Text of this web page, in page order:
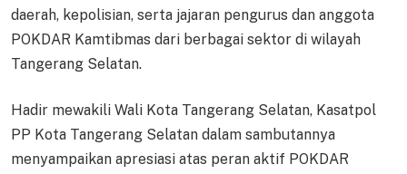
daerah, kepolisian, serta jajaran pengurus dan anggota
POKDAR Kamtibmas dari berbagai sektor di wilayah
Tangerang Selatan.
Hadir mewakili Wali Kota Tangerang Selatan, Kasatpol
PP Kota Tangerang Selatan dalam sambutannya
menyampaikan apresiasi atas peran aktif POKDAR